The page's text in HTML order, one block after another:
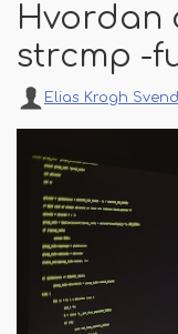
Hvordan
strcmp -
Elias Krogh